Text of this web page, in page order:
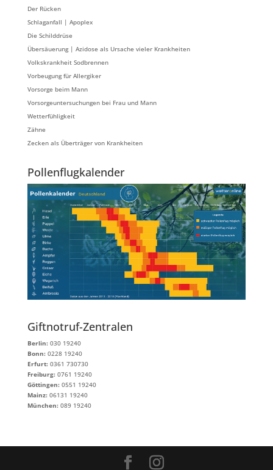
Der Rücken
Schlaganfall | Apoplex
Die Schilddrüse
Übersäuerung | Azidose als Ursache vieler Krankheiten
Volkskrankheit Sodbrennen
Vorbeugung für Allergiker
Vorsorge beim Mann
Vorsorgeuntersuchungen bei Frau und Mann
Wetterfühligkeit
Zähne
Zecken als Überträger von Krankheiten
Pollenflugkalender
Giftnotruf-Zentralen
Berlin:030 19240
Bonn:0228 19240
Erfurt:0361 730730
Freiburg:0761 19240
Göttingen:0551 19240
Mainz:06131 19240
München:089 19240